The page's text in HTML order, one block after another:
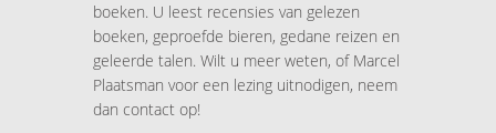
boeken. U leest recensies van gelezen
boeken, geproefde bieren, gedane reizen en
geleerde talen. Wilt u meer weten, of Marcel
Plaatsman voor een lezing uitnodigen, neem
dan contact op!